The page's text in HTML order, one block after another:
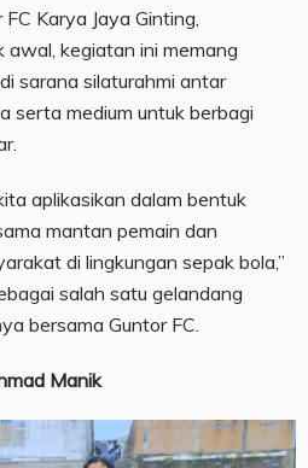
Karya Jaya Ginting,
kegiatan ini memang
sarana silaturahmi antar
serta medium untuk berbagi
aplikasikan dalam bentuk
mantan pemain dan
di lingkungan sepak bola,”
salah satu gelandang
bersama Guntor FC.
Manik